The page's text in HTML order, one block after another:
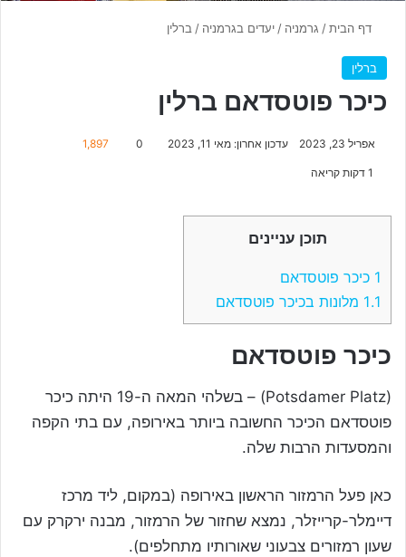
דף הבית/ גרמניה / יעדים בגרמניה / ברלין
ברלין
כיכר פוטסדאם ברלין
אפריל 23, 2023 עדכון אחרון: מאי 11, 2023 0
1,897
תוכן עניינים
1 כיכר פוטסדאם
1.1 מלונות בכיכר פוטסדאם
כיכר פוטסדאם
(Potsdamer Platz) – בשלהי המאה ה-19 היתה כיכר
פוטסדאם הכיכר החשובה ביותר באירופה, עם בתי הקפה
והמסעדות הרבות שלה.
כאן פעל הרמזור הראשון באירופה (במקום, ליד מרכז
דיימלר-קרייזלר, נמצא שחזור של הרמזור, מבנה ירקרק עם
שעון רמזורים צבעוני שאורותיו מתחלפים).